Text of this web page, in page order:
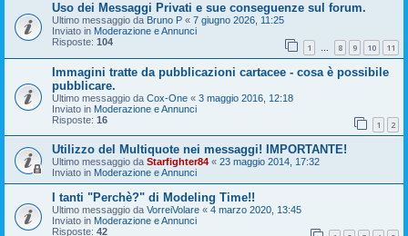
Uso dei Messaggi Privati e sue conseguenze sul forum.
Ultimo messaggio da Bruno P « 7 giugno 2026, 11:25
Inviato in Moderazione e Annunci
Risposte: 104 1 … 8 9 10 11
Immagini tratte da pubblicazioni cartacee - cosa è possibile
pubblicare.
Ultimo messaggio da Cox-One « 3 maggio 2016, 12:18
Inviato in Moderazione e Annunci
Risposte: 16 1 2
Utilizzo del Multiquote nei messaggi! IMPORTANTE!
Ultimo messaggio da Starfighter84 « 23 maggio 2014, 17:32
Inviato in Moderazione e Annunci
I tanti "Perchè?" di Modeling Time!!
Ultimo messaggio da VorreiVolare « 4 marzo 2020, 13:45
Inviato in Moderazione e Annunci
Risposte: 42